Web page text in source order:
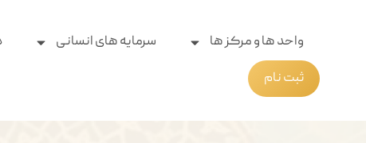
واحد ها و مرکز ها سرمایه های انسانی
ثبت نام